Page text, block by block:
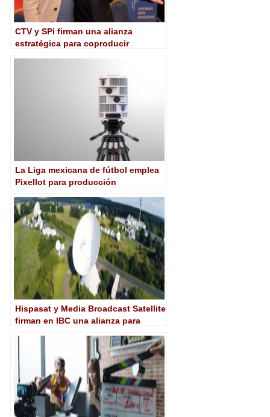
CTV y SPi firman una alianza
estratégica para coproducir
La Liga mexicana de fútbol emplea
Pixellot para producción
Hispasat y Media Broadcast Satellite
firman en IBC una alianza para
distribución de contenidos 4K